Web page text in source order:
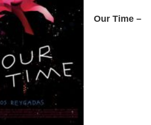
Our Time –